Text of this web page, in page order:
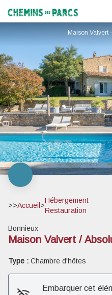
Chemins des Parcs
Maison Valvert
>>Accueil >
Hébergement -
Restauration
Bonnieux
Maison Valvert /
Type : Chambre d'hôtes
Embarquer cet